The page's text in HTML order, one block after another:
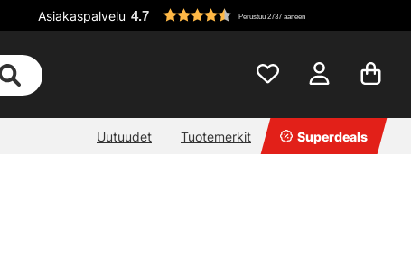
Asiakaspalvelu 4.7 Perustuu 2737 ääneen
Uutuudet Tuotemerkit Superdeals